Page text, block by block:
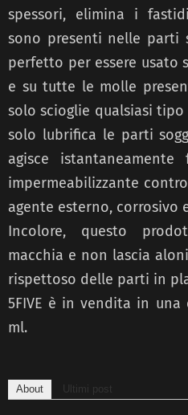
spessori, elimina i
sono presenti nelle parti
perfetto per essere usato
e su tutte le molle
solo scioglie qualsiasi tipo
solo lubrifica le parti
agisce
impermeabilizzante
agente esterno, corrosivo
Incolore, questo
macchia e non lascia
rispettoso delle parti in
5FIVE è in vendita in una
ml.
About Ultimi post